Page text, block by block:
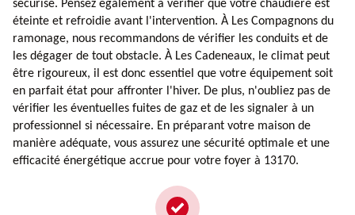
sécurisé. Pensez également à vérifier que votre chaudière est
éteinte et refroidie avant l'intervention. À Les Compagnons du
ramonage, nous recommandons de vérifier les conduits et de
les dégager de tout obstacle. À Les Cadeneaux, le climat peut
être rigoureux, il est donc essentiel que votre équipement soit
en parfait état pour affronter l'hiver. De plus, n'oubliez pas de
vérifier les éventuelles fuites de gaz et de les signaler à un
professionnel si nécessaire. En préparant votre maison de
manière adéquate, vous assurez une sécurité optimale et une
efficacité énergétique accrue pour votre foyer à 13170.